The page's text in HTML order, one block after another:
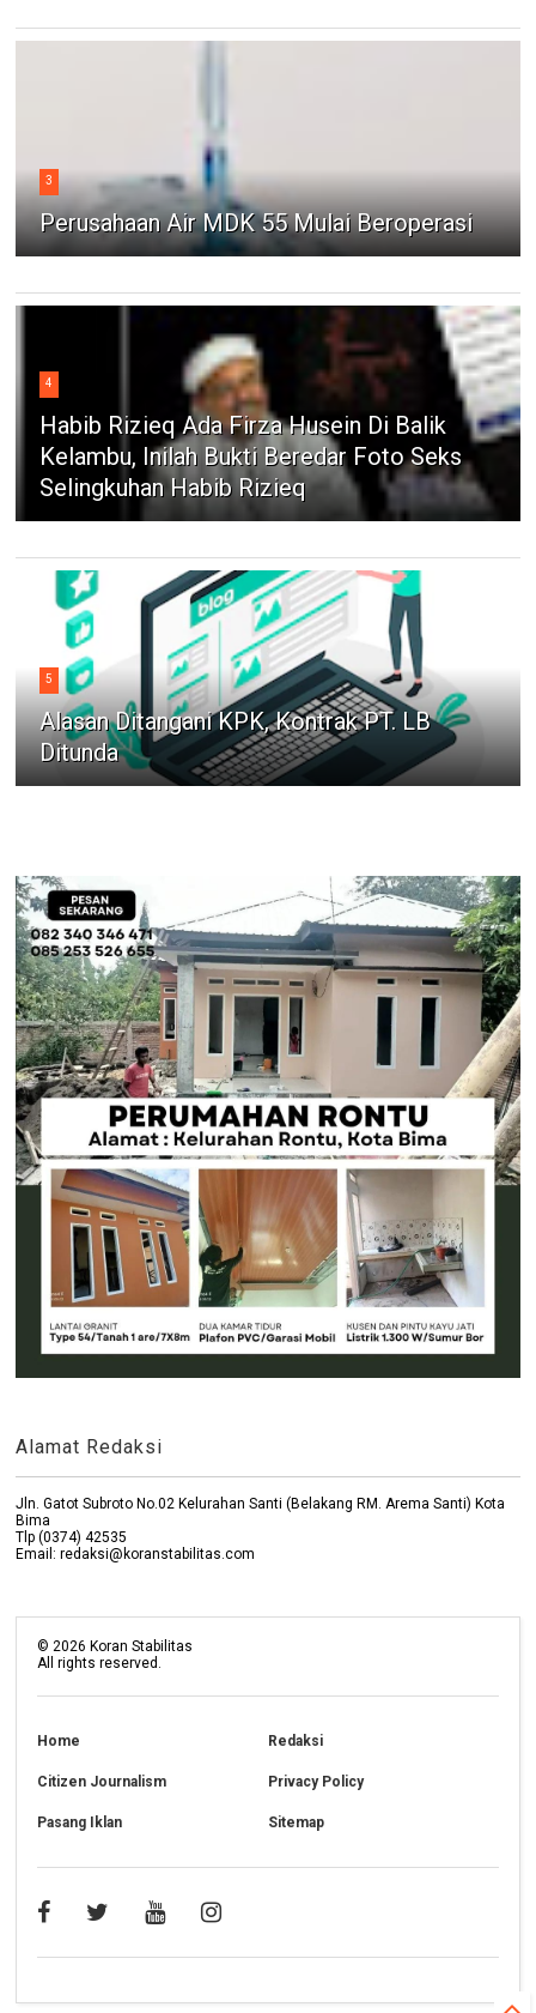
3
Perusahaan Air MDK 55 Mulai Beroperasi
4
Habib Rizieq Ada Firza Husein Di Balik
Kelambu, Inilah Bukti Beredar Foto Seks
Selingkuhan Habib Rizieq
5
Alasan Ditangani KPK, Kontrak PT. LB
Ditunda
Alamat Redaksi
Jln. Gatot Subroto No.02 Kelurahan Santi (Belakang RM. Arema Santi) Kota
Bima
Tlp (0374) 42535
Email: redaksi@koranstabilitas.com
©2026 Koran Stabilitas
All rights reserved.
Home Redaksi
Citizen Journalism Privacy Policy
Pasang Iklan Sitemap